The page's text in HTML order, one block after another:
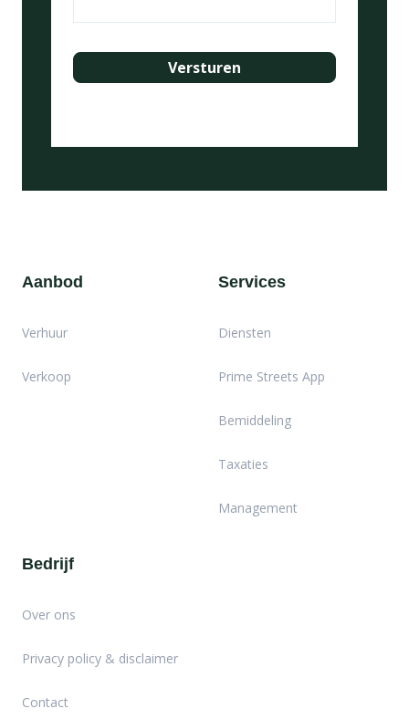
Aanbod
Verhuur
Verkoop
Services
Diensten
Prime Streets App
Bemiddeling
Taxaties
Management
Bedrijf
Over ons
Privacy policy & disclaimer
Contact